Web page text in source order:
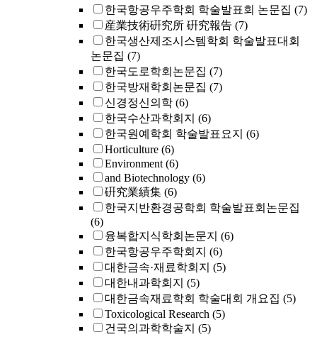
한국항공우주학회 학술발표회 논문집 (7)
産業技術硏究所 硏究報告 (7)
한국생산제조시스템학회 학술발표대회
논문집 (7)
한국도로학회논문집 (7)
한국방재학회논문집 (7)
신경정신의학 (6)
한국수산과학회지 (6)
한국원예학회 학술발표요지 (6)
Horticulture (6)
Environment (6)
and Biotechnology (6)
硏究業績集 (6)
한국지반환경공학회 학술발표회논문집
(6)
융복합지식학회논문지 (6)
한국항공우주학회지 (6)
대한금속·재료학회지 (5)
대한내과학회지 (5)
대한금속재료학회 학술대회 개요집 (5)
Toxicological Research (5)
건국의과학학술지 (5)